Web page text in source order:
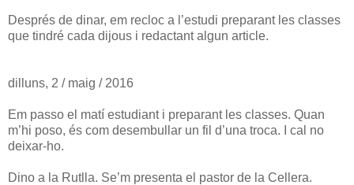
Després de dinar, em recloc a l’estudi preparant les classes
que tindré cada dijous i redactant algun article.
dilluns, 2 / maig / 2016
Em passo el matí estudiant i preparant les classes. Quan
m’hi poso, és com desembullar un fil d’una troca. I cal no
deixar-ho.
Dino a la Rutlla. Se’m presenta el pastor de la Cellera.